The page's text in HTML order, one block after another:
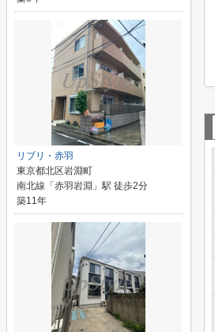
リブリ・赤羽
東京都北区岩淵町
南北線「赤羽岩淵」駅 徒歩2分
築11年